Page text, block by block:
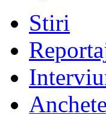
Stiri
Anchete